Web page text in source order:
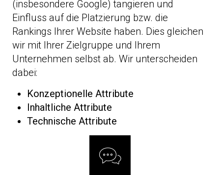
(insbesondere Google) tangieren und
Einfluss auf die Platzierung bzw. die
Rankings Ihrer Website haben. Dies gleichen
wir mit Ihrer Zielgruppe und Ihrem
Unternehmen selbst ab. Wir unterscheiden
dabei:
Konzeptionelle Attribute
Inhaltliche Attribute
Technische Attribute